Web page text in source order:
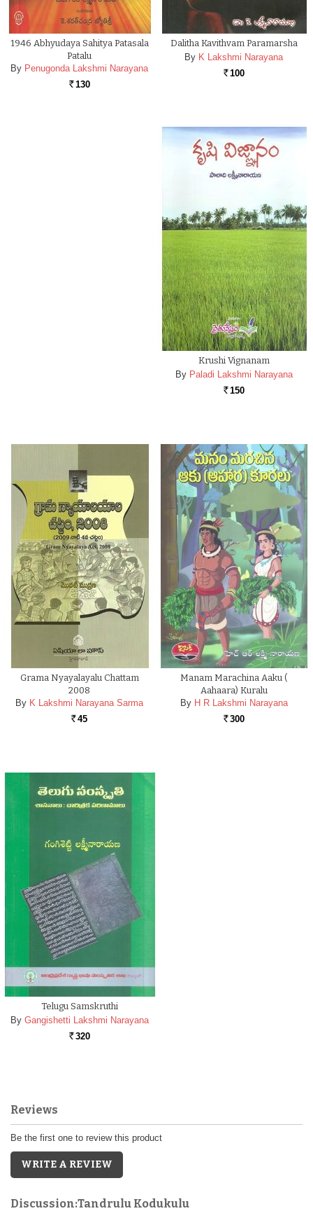
1946 Abhyudaya Sahitya Patasala
Patalu
By Penugonda Lakshmi Narayana
Rs. 130
Dalitha Kavithvam Paramarsha
By K Lakshmi Narayana
Rs. 100
Krushi Vignanam
By Paladi Lakshmi Narayana
Rs. 150
Grama Nyayalayalu Chattam
2008
By K Lakshmi Narayana Sarma
Rs. 45
Manam Marachina Aaku (
Aahaara) Kuralu
By H R Lakshmi Narayana
Rs. 300
Telugu Samskruthi
By Gangishetti Lakshmi Narayana
Rs. 320
Reviews
Be the first one to review this product
WRITE A REVIEW
Discussion:Tandrulu Kodukulu